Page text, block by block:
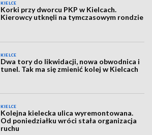
KIELCE
Korki przy dworcu PKP w Kielcach.
Kierowcy utknęli na tymczasowym rondzie
KIELCE
Dwa tory do likwidacji, nowa obwodnica i
tunel. Tak ma się zmienić kolej w Kielcach
KIELCE
Kolejna kielecka ulica wyremontowana.
Od poniedziałku wróci stała organizacja
ruchu